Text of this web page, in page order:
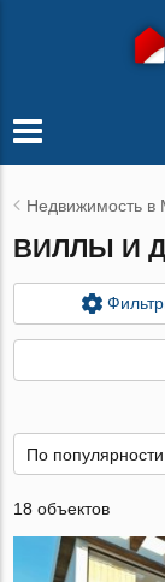
Недвижимость в
ВИЛЛЫ И
По популярности
18 объектов